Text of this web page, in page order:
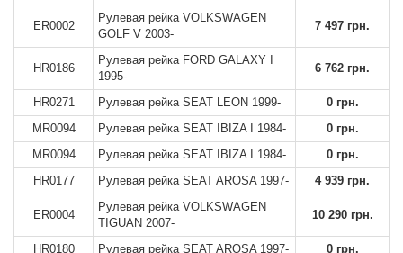
ER0002
Рулевая рейка VOLKSWAGEN
GOLF V 2003-
7 497 грн.
HR0186
Рулевая рейка FORD GALAXY I
1995-
6 762 грн.
HR0271 Рулевая рейка SEAT LEON 1999-
0 грн.
MR0094
Рулевая рейка SEAT IBIZA I 1984-
0 грн.
MR0094
Рулевая рейка SEAT IBIZA I 1984-
0 грн.
HR0177
Рулевая рейка SEAT AROSA 1997- 4 939 грн.
ER0004
Рулевая рейка VOLKSWAGEN
TIGUAN 2007-
10 290 грн.
HR0180 Рулевая рейка SEAT AROSA 1997-
0 грн.